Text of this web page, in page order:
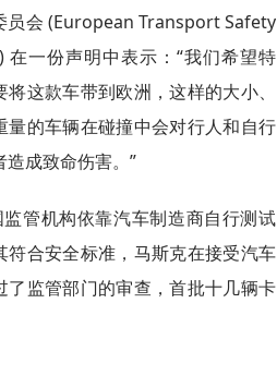
员会 (European Transport Safety
在一份声明中表示：“我们希望特
将这款车带到欧洲，这样的大小、
量的车辆在碰撞中会对行人和自行
造成致命伤害。”
监管机构依靠汽车制造商自行测试
符合安全标准，马斯克在接受汽车
监管部门的审查，首批十几辆卡